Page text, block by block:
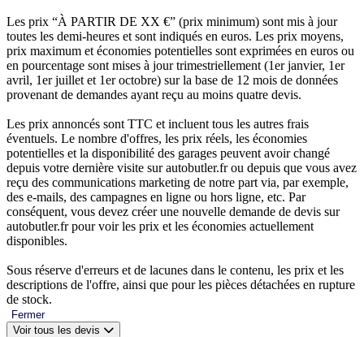
Les prix “À PARTIR DE XX €” (prix minimum) sont mis à jour
toutes les demi-heures et sont indiqués en euros. Les prix moyens,
prix maximum et économies potentielles sont exprimées en euros ou
en pourcentage sont mises à jour trimestriellement (1er janvier, 1er
avril, 1er juillet et 1er octobre) sur la base de 12 mois de données
provenant de demandes ayant reçu au moins quatre devis.
Les prix annoncés sont TTC et incluent tous les autres frais
éventuels. Le nombre d'offres, les prix réels, les économies
potentielles et la disponibilité des garages peuvent avoir changé
depuis votre dernière visite sur autobutler.fr ou depuis que vous avez
reçu des communications marketing de notre part via, par exemple,
des e-mails, des campagnes en ligne ou hors ligne, etc. Par
conséquent, vous devez créer une nouvelle demande de devis sur
autobutler.fr pour voir les prix et les économies actuellement
disponibles.
Sous réserve d'erreurs et de lacunes dans le contenu, les prix et les
descriptions de l'offre, ainsi que pour les pièces détachées en rupture
de stock.
Fermer
Voir tous les devis